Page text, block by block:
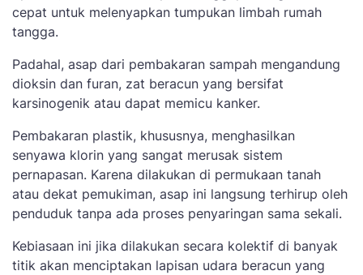
cepat untuk melenyapkan tumpukan limbah rumah
tangga.
Padahal, asap dari pembakaran sampah mengandung
dioksin dan furan, zat beracun yang bersifat
karsinogenik atau dapat memicu kanker.
Pembakaran plastik, khususnya, menghasilkan
senyawa klorin yang sangat merusak sistem
pernapasan. Karena dilakukan di permukaan tanah
atau dekat pemukiman, asap ini langsung terhirup oleh
penduduk tanpa ada proses penyaringan sama sekali.
Kebiasaan ini jika dilakukan secara kolektif di banyak
titik akan menciptakan lapisan udara beracun yang